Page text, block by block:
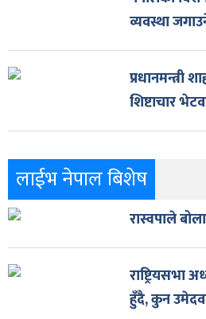
व्यवस्था
प्रधानमन्त्री
शिष्टाचार
लाईभ नेपाल बिशेष
रास्वपाले
राष्ट्रियसभा
हुँदै, कुन